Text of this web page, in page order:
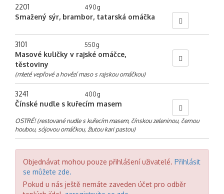
2201 490g
Smažený sýr, brambor, tatarská omáčka
3101 550g
Masové kuličky v rajské omáčce,
těstoviny
(mleté vepřové a hovězí maso s rajskou omáčkou)
3241 400g
Čínské nudle s kuřecím masem
OSTRÉ! (restované nudle s kuřecím masem, čínskou zeleninou, černou
houbou, sójovou omáčkou, žlutou kari pastou)
Objednávat mohou pouze přihlášení uživatelé. Přihlásit
se můžete zde.
Pokud u nás ještě nemáte zaveden účet pro odběr